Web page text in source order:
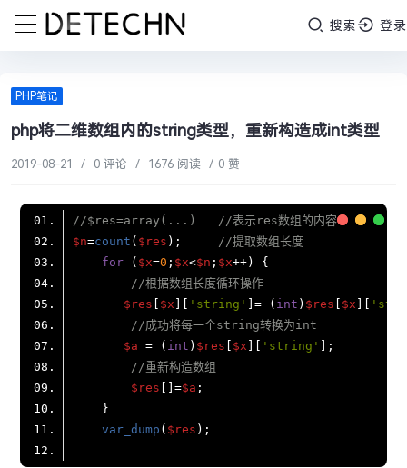
搜索 登录
PHP笔记
php将二维数组内的string类型，重新构造成int类型
2019-08-21 / 0 评论 / 1676 阅读 / 0 赞
//$res=array(...)   //表示res数组的内容
$n=count ( $res );
//提取数组长度
for ( $x=0 ; $x<$n ; $x
//根据数组长度循环操作
$res
$x 'string' ]= ( int ) $res $x
//成功将每一个string转换为int
$a = ( int ) $res $x 'string'
//重新构造数组
$res []=$a
var_dump ( $res